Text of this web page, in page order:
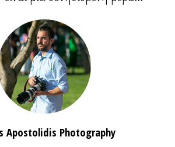
Apostolidis Photography